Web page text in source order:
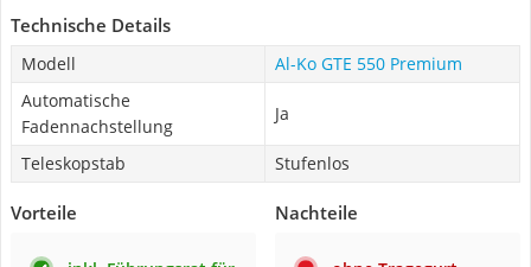
Technische Details
Modell
Al-Ko GTE 550 Premium
Automatische
Fadennachstellung
Ja
Teleskopstab Stufenlos
Vorteile Nachteile